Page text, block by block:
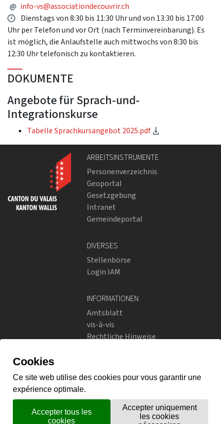
@ E-Mail Adresse
info-vs@associationdecouvrir.ch
Öffnungzeiten
Dienstags von 8:30 bis 11:30 Uhr und von 13:30 bis 17:00
Uhr per Telefon und vor Ort (nach Terminvereinbarung). Es
ist möglich, die Anlaufstelle auch mittwochs von 8:30 bis
12:30 Uhr telefonisch zu kontaktieren.
DOKUMENTE
Angebote für Sprach-und-
Integrationskurse
Tabelle Sprachkursangebot 2025.pdf
ARBEITSINSTRUMENTE
Personenverzeichnis
Geoportal
Gesetzgebung
Intranet
Gemeindeportal
DIVERSES
Stellenbörse
Login IAM
INFORMATIONEN
Amtsblatt
vis-à-vis
Rechtliche Hinweise
Instagram
flickr